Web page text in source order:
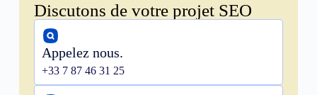
Discutons de votre projet SEO
Appelez nous.
+33 7 87 46 31 25